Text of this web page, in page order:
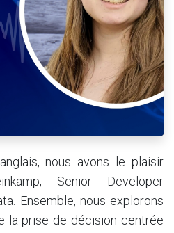
nous avons le plaisir
Senior Developer
Ensemble, nous explorons
la prise de décision centrée